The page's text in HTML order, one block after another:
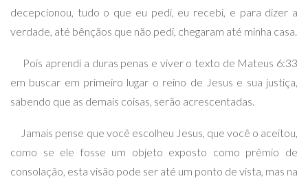
decepcionou, tudo o que eu pedi, eu recebi, e para dizer a
verdade, até bênçãos que não pedi, chegaram até minha casa.
Pois aprendi a duras penas e viver o texto de Mateus 6:33
em buscar em primeiro lugar o reino de Jesus e sua justiça,
sabendo que as demais coisas, serão acrescentadas.
Jamais pense que você escolheu Jesus, que você o aceitou,
como se ele fosse um objeto exposto como prêmio de
consolação, esta visão pode ser até um ponto de vista, mas na